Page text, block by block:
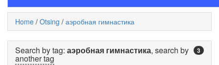
Home / Otsing / аэробная гимнастика
3
Search by tag: аэробная гимнастика, search by
another tag